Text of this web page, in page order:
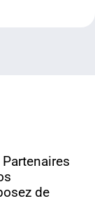
de